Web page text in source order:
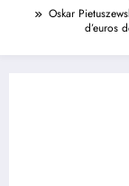
Oskar
d’euros